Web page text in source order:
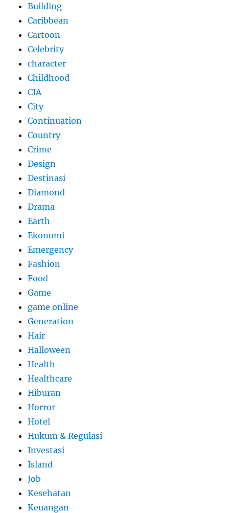
Building
Caribbean
Cartoon
Celebrity
character
Childhood
CIA
City
Continuation
Country
Crime
Design
Destinasi
Diamond
Drama
Earth
Ekonomi
Emergency
Fashion
Food
Game
game online
Generation
Hair
Halloween
Health
Healthcare
Hiburan
Horror
Hotel
Hukum & Regulasi
Investasi
Island
Job
Kesehatan
Keuangan